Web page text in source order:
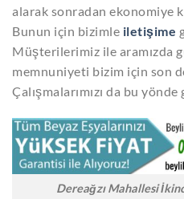
alarak sonradan ekonomiye
Bunun için bizimle iletişime
Müşterilerimiz ile aramızda
memnuniyeti bizim için son
Çalışmalarımızı da bu
Dereağzı Mahallesi